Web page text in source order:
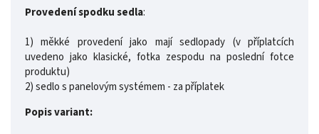
Provedení spodku sedla:
1) měkké provedení jako mají sedlopady (v příplatcích
uvedeno jako klasické, fotka zespodu na poslední fotce
produktu)
2) sedlo s panelovým systémem - za příplatek
Popis variant: